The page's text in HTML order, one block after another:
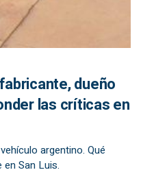
dueño
las críticas en
argentino. Qué
San Luis.